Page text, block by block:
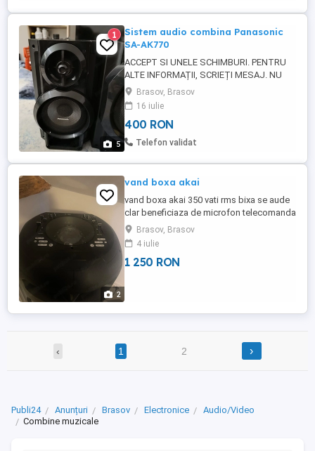
5
1
Sistem audio combina Panasonic
SA-AK770
ACCEPT SI UNELE SCHIMBURI. PENTRU
ALTE INFORMAȚII, SCRIEȚI MESAJ. NU
RĂSPUND LA APELURI. Update : stația s-a
vândut . Mai sunt doar boxele și
subwoofer-ul. Sistemul este funcțional, cu
excepția stației de amplificare . Se aprinde
becul roșu care indică faptul că primește
Brasov, Brasov
16 iulie
400 RON
Telefon validat
2
vand boxa akai
vand boxa akai 350 vati rms bixa se aude
clar beneficiaza de microfon telecomanda
Brasov, Brasov
4 iulie
1 250 RON
‹ 1 2 ›
Publi24 Anunțuri Brasov Electronice
Audio/Video
Combine muzicale